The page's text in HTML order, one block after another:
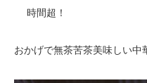
時間超！
おかげで無茶苦茶美味しい